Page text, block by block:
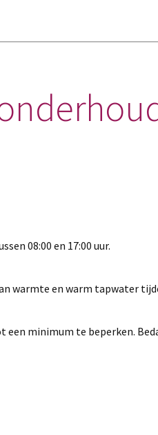
08:00 en 17:00 uur.
warmte en warm tapwater
minimum te beperken.